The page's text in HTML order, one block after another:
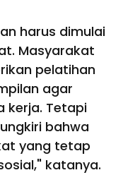
harus dimulai
Masyarakat
pelatihan
agar
kerja. Tetapi
bahwa
yang tetap
katanya.